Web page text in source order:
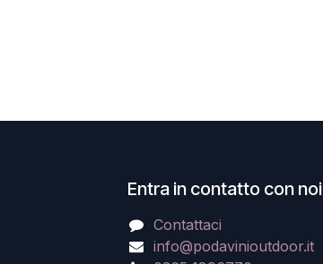
Entra in contatto con noi
Contattaci
info@podavinioutdoor.it